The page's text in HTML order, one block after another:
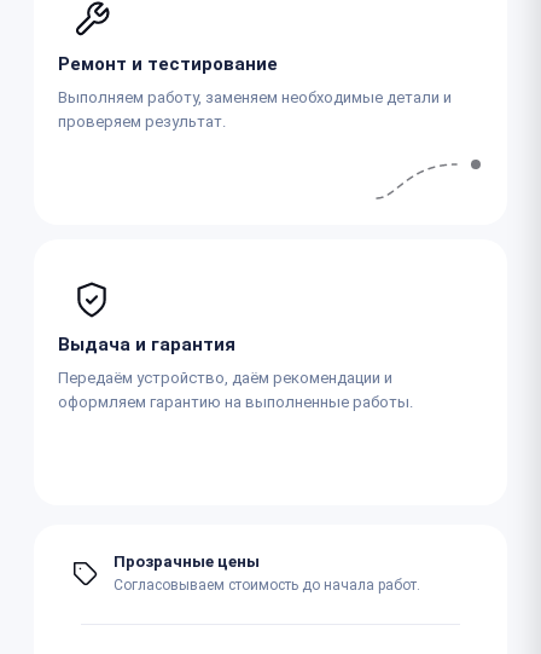
Ремонт и тестирование
Выполняем работу, заменяем необходимые детали и
проверяем результат.
Выдача и гарантия
Передаём устройство, даём рекомендации и
оформляем гарантию на выполненные работы.
Прозрачные цены
Согласовываем стоимость до начала работ.